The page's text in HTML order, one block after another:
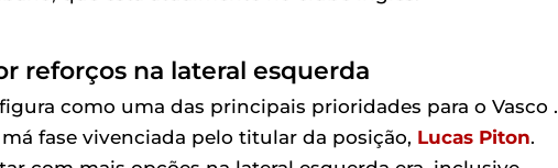
reforços na lateral esquerda
como uma das principais prioridades para o Vasco .
fase vivenciada pelo titular da posição, Lucas Piton.